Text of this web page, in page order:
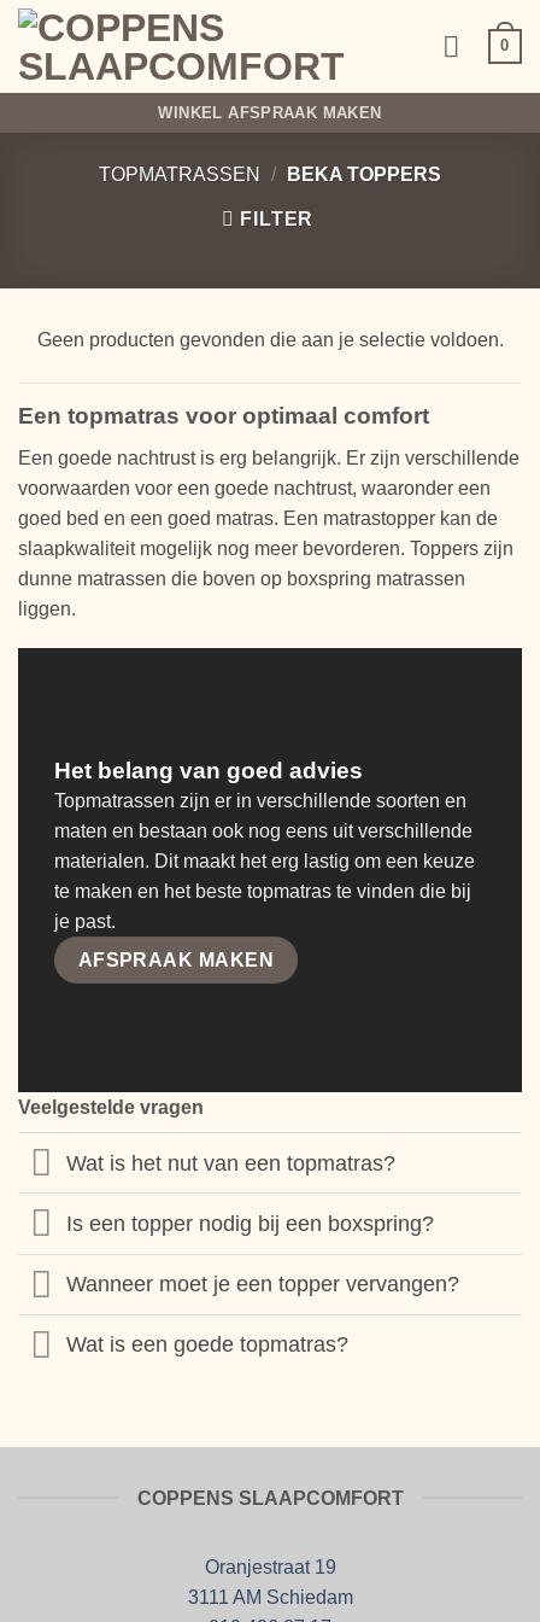
Ga
inhoud
0
WINKEL AFSPRAAK MAKEN
TOPMATRASSEN / BEKA TOPPERS
FILTER
Geen producten gevonden die aan je selectie voldoen.
Een topmatras voor optimaal comfort
Een goede nachtrust is erg belangrijk. Er zijn verschillende
voorwaarden voor een goede nachtrust, waaronder een
goed bed en een goed matras. Een matrastopper kan de
slaapkwaliteit mogelijk nog meer bevorderen. Toppers zijn
dunne matrassen die boven op boxspring matrassen
liggen.
Het belang van goed advies
Topmatrassen zijn er in verschillende soorten en
maten en bestaan ook nog eens uit verschillende
materialen. Dit maakt het erg lastig om een keuze
te maken en het beste topmatras te vinden die bij
je past.
AFSPRAAK MAKEN
Veelgestelde vragen
Wat is het nut van een topmatras?
Is een topper nodig bij een boxspring?
Wanneer moet je een topper vervangen?
Wat is een goede topmatras?
COPPENS SLAAPCOMFORT
Oranjestraat 19
3111 AM Schiedam